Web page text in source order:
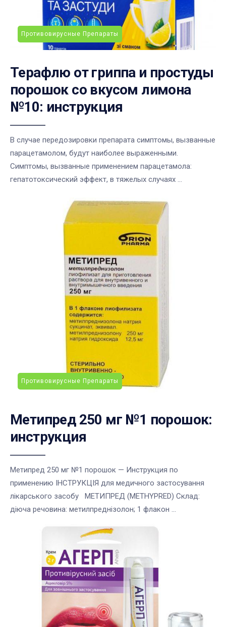
Противовирусные Препараты
Терафлю от гриппа и простуды
порошок со вкусом лимона
№10: инструкция
В случае передозировки препарата симптомы, вызванные
парацетамолом, будут наиболее выраженными.
Симптомы, вызванные применением парацетамола:
гепатотоксический эффект, в тяжелых случаях ...
Противовирусные Препараты
Метипред 250 мг №1 порошок:
инструкция
Метипред 250 мг №1 порошок — Инструкция по
применению ІНСТРУКЦІЯ для медичного застосування
лікарського засобу МЕТИПРЕД (METHYPRED) Склад:
діюча речовина: метилпреднізолон; 1 флакон ...